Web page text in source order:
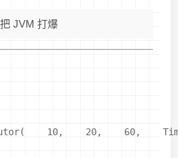
JVM 打爆
10,    20,    60,